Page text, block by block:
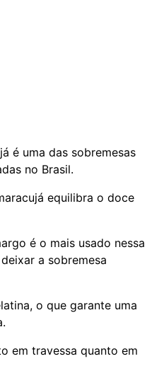
é uma das sobremesas
no Brasil.
equilibra o doce
é o mais usado nessa
a sobremesa
o que garante uma
em travessa quanto em